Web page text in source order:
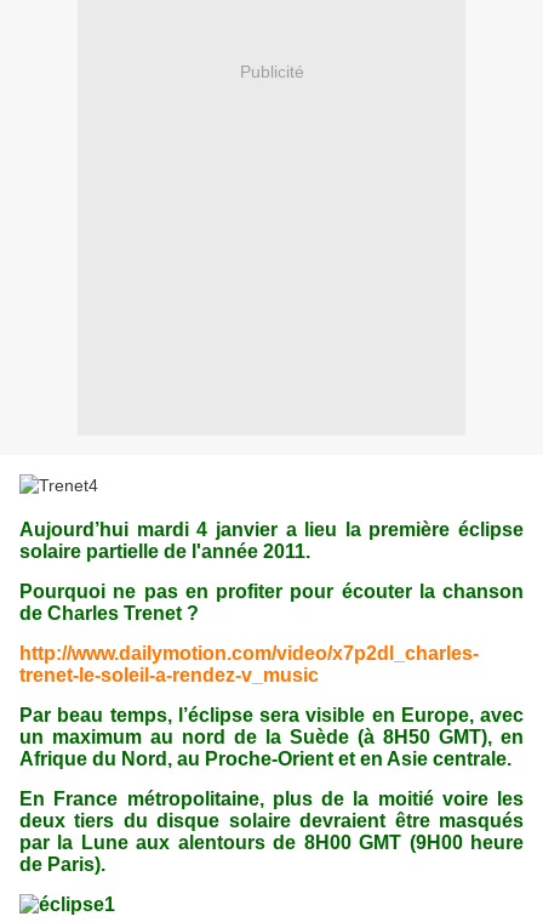
Publicité
Aujourd’hui mardi 4 janvier a lieu la première éclipse
solaire partielle de l'année 2011.
Pourquoi ne pas en profiter pour écouter la chanson
de Charles Trenet ?
http://www.dailymotion.com/video/x7p2dl_charles-
trenet-le-soleil-a-rendez-v_music
Par beau temps, l’éclipse sera visible en Europe, avec
un maximum au nord de la Suède (à 8H50 GMT), en
Afrique du Nord, au Proche-Orient et en Asie centrale.
En France métropolitaine, plus de la moitié voire les
deux tiers du disque solaire devraient être masqués
par la Lune aux alentours de 8H00 GMT (9H00 heure
de Paris).